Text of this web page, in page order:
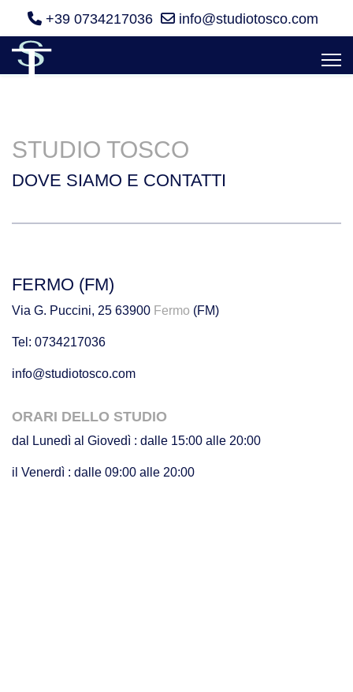
+39 0734217036 info@studiotosco.com
STUDIO TOSCO
DOVE SIAMO E CONTATTI
FERMO (FM)
Via G. Puccini, 25 63900 Fermo (FM)
Tel: 0734217036
info@studiotosco.com
ORARI DELLO STUDIO
dal Lunedì al Giovedì : dalle 15:00 alle 20:00
il Venerdì : dalle 09:00 alle 20:00